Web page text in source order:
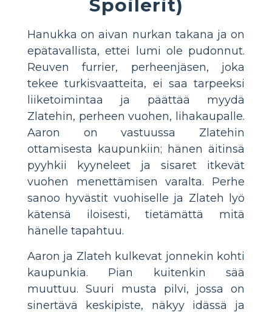
Spoilerit)
Hanukka on aivan nurkan takana ja on
epätavallista, ettei lumi ole pudonnut.
Reuven furrier, perheenjäsen, joka
tekee turkisvaatteita, ei saa tarpeeksi
liiketoimintaa ja päättää myydä
Zlatehin, perheen vuohen, lihakaupalle.
Aaron on vastuussa Zlatehin
ottamisesta kaupunkiin; hänen äitinsä
pyyhkii kyyneleet ja sisaret itkevät
vuohen menettämisen varalta. Perhe
sanoo hyvästit vuohiselle ja Zlateh lyö
kätensä iloisesti, tietämättä mitä
hänelle tapahtuu.
Aaron ja Zlateh kulkevat jonnekin kohti
kaupunkia. Pian kuitenkin sää
muuttuu. Suuri musta pilvi, jossa on
sinertävä keskipiste, näkyy idässä ja